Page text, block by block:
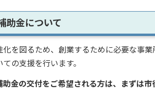
助金について
を図るため、創業するために必要な事
の支援を行います。
金の交付をご希望される方は、まずは